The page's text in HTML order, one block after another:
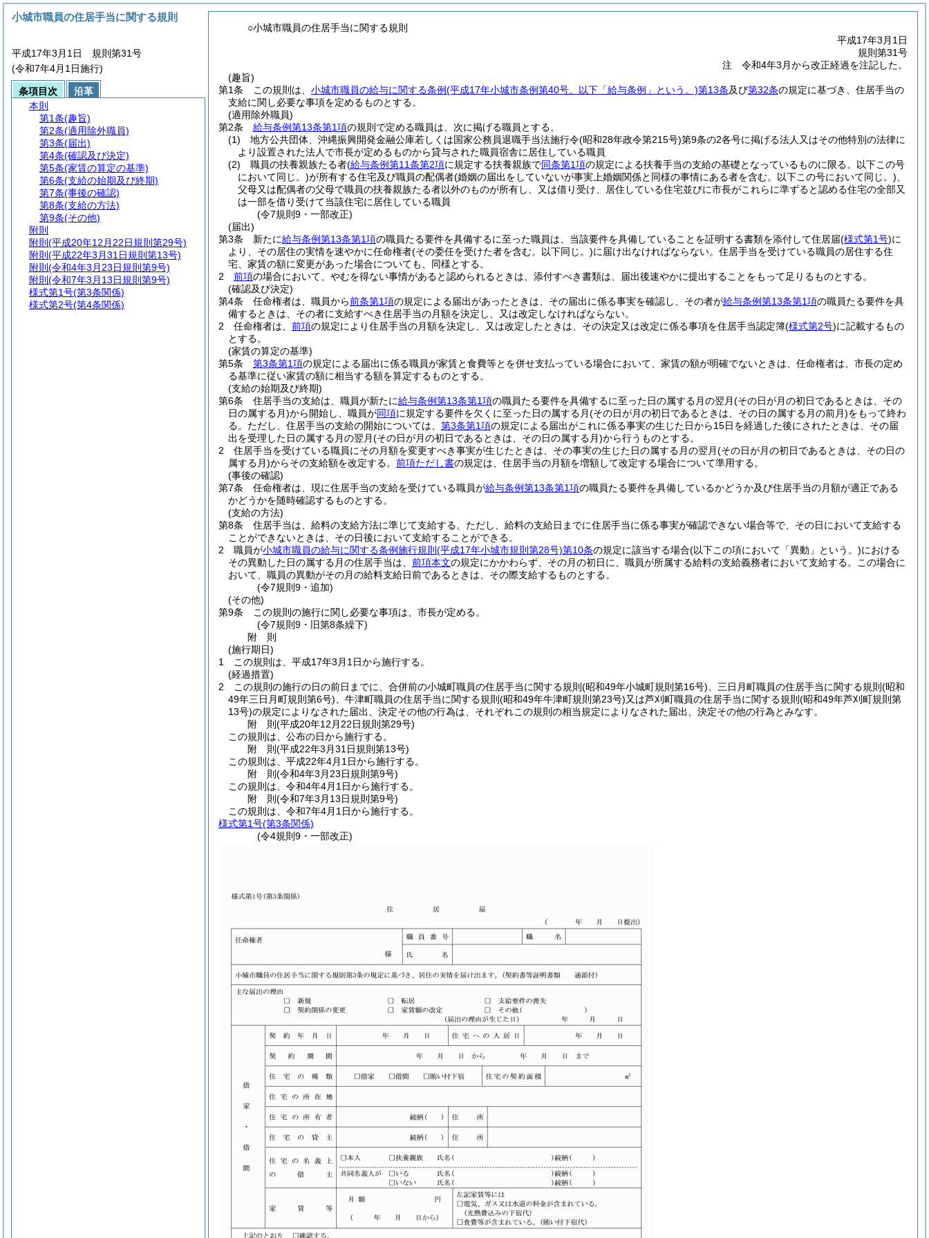
○小城市職員の住居手当に関する規則
平成17年3月1日
規則第31号
注 令和4年3月から改正経過を注記した。
(趣旨)
第1条
この規則は、 小城市職員の給与に関する条例(平成17年小城市条例第40号。以下「給与条例」という。)第13条及び第32条の規定に基づき、住居手当の
支給に関し必要な事項を定めるものとする。
(適用除外職員)
第2条
給与条例第13条第1項の規則で定める職員は、次に掲げる職員とする。
(1)
地方公共団体、沖縄振興開発金融公庫若しくは国家公務員退職手当法施行令(昭和28年政令第215号)第9条の2各号に掲げる法人又はその他特別の法律に
より設置された法人で市長が定めるものから貸与された職員宿舎に居住している職員
(2)
職員の扶養親族たる者(給与条例第11条第2項に規定する扶養親族で同条第1項の規定による扶養手当の支給の基礎となっているものに限る。以下この号
において同じ。)が所有する住宅及び職員の配偶者(婚姻の届出をしていないが事実上婚姻関係と同様の事情にある者を含む。以下この号において同じ。)
父母又は配偶者の父母で職員の扶養親族たる者以外のものが所有し、又は借り受け、居住している住宅並びに市長がこれらに準ずると認める住宅の全部又
は一部を借り受けて当該住宅に居住している職員
(令7規則9・一部改正)
(届出)
第3条
新たに給与条例第13条第1項の職員たる要件を具備するに至った職員は、当該要件を具備していることを証明する書類を添付して住居届(様式第1号)に
より、その居住の実情を速やかに任命権者(その委任を受けた者を含む。以下同じ。)に届け出なければならない。 住居手当を受けている職員の居住する住
宅、家賃の額に変更があった場合についても、同様とする。
2
前項の場合において、やむを得ない事情があると認められるときは、添付すべき書類は、届出後速やかに提出することをもって足りるものとする。
(確認及び決定)
第4条
任命権者は、職員から前条第1項の規定による届出があったときは、その届出に係る事実を確認し、その者が給与条例第13条第1項の職員たる要件を具
備するときは、その者に支給すべき住居手当の月額を決定し、又は改定しなければならない。
2
任命権者は、 前項の規定により住居手当の月額を決定し、又は改定したときは、その決定又は改定に係る事項を住居手当認定簿(様式第2号)に記載するもの
とする。
(家賃の算定の基準)
第5条
第3条第1項の規定による届出に係る職員が家賃と食費等とを併せ支払っている場合において、家賃の額が明確でないときは、任命権者は、市長の定め
る基準に従い家賃の額に相当する額を算定するものとする。
(支給の始期及び終期)
第6条
住居手当の支給は、職員が新たに給与条例第13条第1項の職員たる要件を具備するに至った日の属する月の翌月(その日が月の初日であるときは、その
日の属する月)から開始し、職員が同項に規定する要件を欠くに至った日の属する月(その日が月の初日であるときは、その日の属する月の前月)をもって終わ
る。 ただし、住居手当の支給の開始については、 第3条第1項の規定による届出がこれに係る事実の生じた日から15日を経過した後にされたときは、その届
出を受理した日の属する月の翌月(その日が月の初日であるときは、その日の属する月)から行うものとする。
2
住居手当を受けている職員にその月額を変更すべき事実が生じたときは、その事実の生じた日の属する月の翌月(その日が月の初日であるときは、その日の
属する月)からその支給額を改定する。 前項ただし書の規定は、住居手当の月額を増額して改定する場合について準用する。
(事後の確認)
第7条
任命権者は、現に住居手当の支給を受けている職員が給与条例第13条第1項の職員たる要件を具備しているかどうか及び住居手当の月額が適正である
かどうかを随時確認するものとする。
(支給の方法)
第8条
住居手当は、給料の支給方法に準じて支給する。 ただし、給料の支給日までに住居手当に係る事実が確認できない場合等で、その日において支給する
ことができないときは、その日後において支給することができる。
2
職員が小城市職員の給与に関する条例施行規則 (平成17年小城市規則第28号)第10条の規定に該当する場合(以下この項において「異動」という。)における
その異動した日の属する月の住居手当は、 前項本文の規定にかかわらず、その月の初日に、職員が所属する給料の支給義務者において支給する。
この場合に
おいて、職員の異動がその月の給料支給日前であるときは、その際支給するものとする。
(令7規則9・追加)
(その他)
第9条
この規則の施行に関し必要な事項は、市長が定める。
(令7規則9・旧第8条繰下)
附 則
(施行期日)
1
この規則は、平成17年3月1日から施行する。
(経過措置)
2
この規則の施行の日の前日までに、合併前の小城町職員の住居手当に関する規則 (昭和49年小城町規則第16号) 、三日月町職員の住居手当に関する規則 (昭和
49年三日月町規則第6号) 、牛津町職員の住居手当に関する規則 (昭和49年牛津町規則第23号)又は芦刈町職員の住居手当に関する規則 (昭和49年芦刈町規則第
13号)の規定によりなされた届出、決定その他の行為は、それぞれこの規則の相当規定によりなされた届出、決定その他の行為とみなす。
附 則(平成20年12月22日規則第29号)
この規則は、公布の日から施行する。
附 則(平成22年3月31日規則第13号)
この規則は、平成22年4月1日から施行する。
附 則(令和4年3月23日規則第9号)
この規則は、令和4年4月1日から施行する。
附 則(令和7年3月13日規則第9号)
この規則は、令和7年4月1日から施行する。
様式第1号(第3条関係)
(令4規則9・一部改正)
小城市職員の住居手当に関する規則
平成17年3月1日 規則第31号
(令和7年4月1日施行)
条項目次
沿革
本則
第1条(趣旨)
第2条(適用除外職員)
第3条(届出)
第4条(確認及び決定)
第5条(家賃の算定の基準)
第6条(支給の始期及び終期)
第7条(事後の確認)
第8条(支給の方法)
第9条(その他)
附則
附則 (平成20年12月22日規則第29号)
附則 (平成22年3月31日規則第13号)
附則 (令和4年3月23日規則第9号)
附則 (令和7年3月13日規則第9号)
様式第1号(第3条関係)
様式第2号(第4条関係)